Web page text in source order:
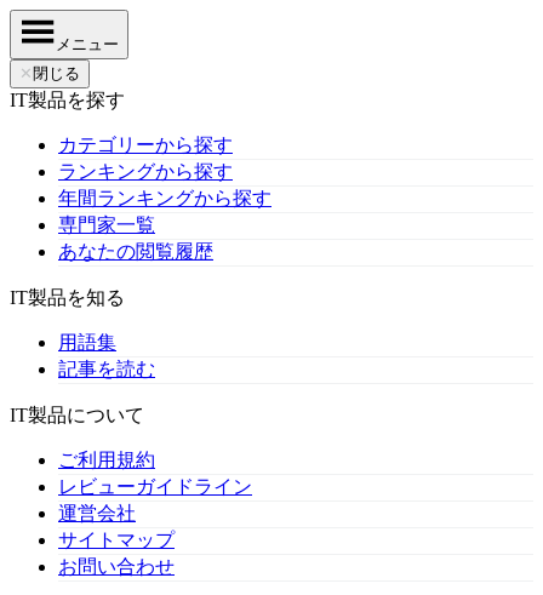
メニュー
✕ 閉じる
IT製品を探す
カテゴリーから探す
ランキングから探す
年間ランキングから探す
専門家一覧
あなたの閲覧履歴
IT製品を知る
用語集
記事を読む
IT製品について
ご利用規約
レビューガイドライン
運営会社
サイトマップ
お問い合わせ